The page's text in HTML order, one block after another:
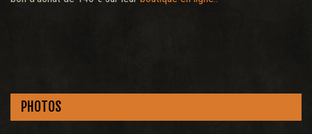
PHOTOS